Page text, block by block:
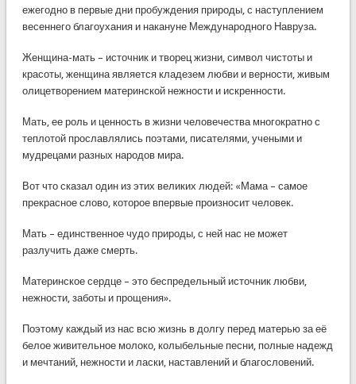
ежегодно в первые дни пробуждения природы, с наступлением
весеннего благоухания и накануне Международного Навруза.
Женщина-мать – источник и творец жизни, символ чистоты и
красоты, женщина является кладезем любви и верности, живым
олицетворением материнской нежности и искренности.
Мать, ее роль и ценность в жизни человечества многократно с
теплотой прославлялись поэтами, писателями, учеными и
мудрецами разных народов мира.
Вот что сказал один из этих великих людей: «Мама – самое
прекрасное слово, которое впервые произносит человек.
Мать – единственное чудо природы, с ней нас не может
разлучить даже смерть.
Материнское сердце – это беспредельный источник любви,
нежности, заботы и прощения».
Поэтому каждый из нас всю жизнь в долгу перед матерью за её
белое живительное молоко, колыбельные песни, полные надежд
и мечтаний, нежности и ласки, наставлений и благословений.